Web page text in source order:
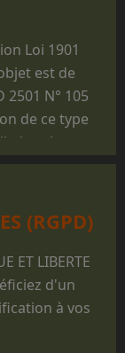
Loi 1901
est de
N° 105
de ce type
dont la
et il reste
du
des
ne sont
(RGPD)
ET LIBERTE
d'un
à vos